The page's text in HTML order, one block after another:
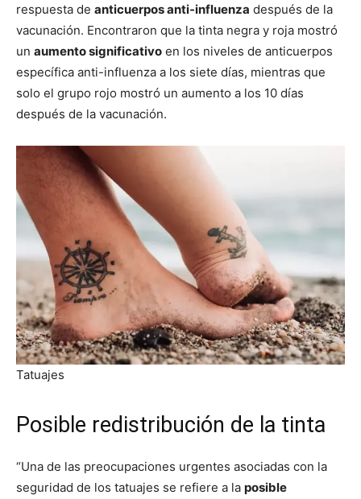
respuesta de anticuerpos anti-influenza después de la
vacunación. Encontraron que la tinta negra y roja mostró
un aumento significativo en los niveles de anticuerpos
específica anti-influenza a los siete días, mientras que
solo el grupo rojo mostró un aumento a los 10 días
después de la vacunación.
Tatuajes
Posible redistribución de la tinta
“Una de las preocupaciones urgentes asociadas con la
seguridad de los tatuajes se refiere a la posible